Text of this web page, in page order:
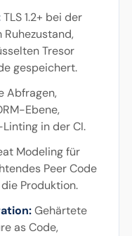
TLS 1.2+ bei der
Tresor
gespeichert.
Abfragen,
Ebene,
in der CI.
Modeling für
Peer Code
Produktion.
Gehärtete
as Code,